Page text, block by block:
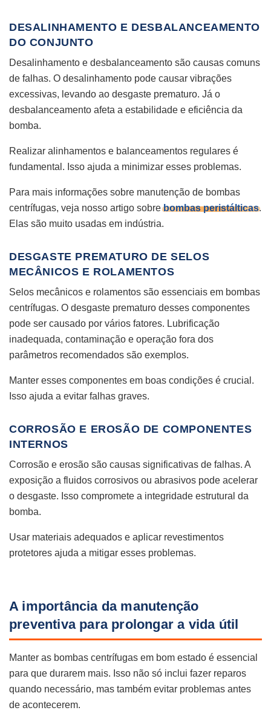
DESALINHAMENTO E DESBALANCEAMENTO
DO CONJUNTO
Desalinhamento e desbalanceamento são causas comuns
de falhas. O desalinhamento pode causar vibrações
excessivas, levando ao desgaste prematuro. Já o
desbalanceamento afeta a estabilidade e eficiência da
bomba.
Realizar alinhamentos e balanceamentos regulares é
fundamental. Isso ajuda a minimizar esses problemas.
Para mais informações sobre manutenção de bombas
centrífugas, veja nosso artigo sobrebombas peristálticas.
Elas são muito usadas em indústria.
DESGASTE PREMATURO DE SELOS
MECÂNICOS E ROLAMENTOS
Selos mecânicos e rolamentos são essenciais em bombas
centrífugas. O desgaste prematuro desses componentes
pode ser causado por vários fatores. Lubrificação
inadequada, contaminação e operação fora dos
parâmetros recomendados são exemplos.
Manter esses componentes em boas condições é crucial.
Isso ajuda a evitar falhas graves.
CORROSÃO E EROSÃO DE COMPONENTES
INTERNOS
Corrosão e erosão são causas significativas de falhas. A
exposição a fluidos corrosivos ou abrasivos pode acelerar
o desgaste. Isso compromete a integridade estrutural da
bomba.
Usar materiais adequados e aplicar revestimentos
protetores ajuda a mitigar esses problemas.
A importância da manutenção
preventiva para prolongar a vida útil
Manter as bombas centrífugas em bom estado é essencial
para que durarem mais. Isso não só inclui fazer reparos
quando necessário, mas também evitar problemas antes
de acontecerem.